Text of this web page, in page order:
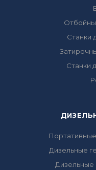
Станки
Станки
Дизельные
Дизельные